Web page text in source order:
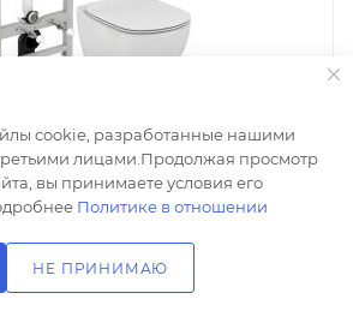
Tesi AquaBlade T386801
cookie, разработанные нашими
лицами.Продолжая просмотр
вы принимаете условия его
Политике в отношении
НЕ ПРИНИМАЮ